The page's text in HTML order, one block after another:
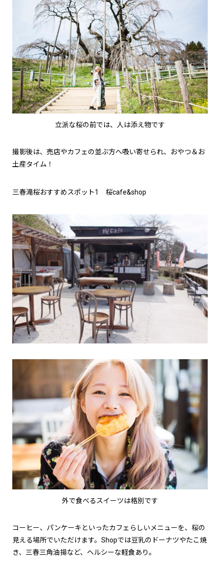
立派な桜の前では、人は添え物です
撮影後は、売店やカフェの並ぶ方へ吸い寄せられ、おやつ＆お
土産タイム！
三春滝桜おすすめスポット1 桜cafe&shop
外で食べるスイーツは格別です
コーヒー、パンケーキといったカフェらしいメニューを、桜の
見える場所でいただけます。 Shopでは豆乳のドーナツやたこ焼
き、三春三角油揚など、ヘルシーな軽食あり。